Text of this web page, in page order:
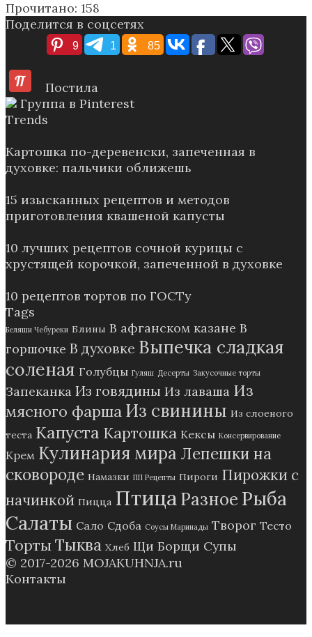
Прочитано: 158
Поделится в соцсетях
9 1 85
Постила
Группа в Pinterest
Trends
Картошка по-деревенски, запеченная в
духовке: пальчики оближешь
15 изысканных рецептов и методов
приготовления квашеной капусты
10 лучших рецептов сочной курицы с
хрустящей корочкой, запеченной в духовке
10 рецептов тортов по ГОСТу
Tags
Беляши Чебуреки Блины В афганском казане В
горшочке В духовке Выпечка сладкая
соленая Голубцы Гуляш Десерты Закусочные торты
Запеканка Из говядины Из лаваша Из
мясного фарша Из свинины Из слоеного
теста Капуста Картошка Кексы Консервирование
Крем Кулинария мира Лепешки на
сковороде Намазки ПП Рецепты Пироги Пирожки с
начинкой Пицца ПтицаРазное Рыба
Салаты Сало Сдоба Соусы Маринады Творог Тесто
ТортыТыква Хлеб Щи Борщи Супы
© 2017-2026 MOJAKUHNJA.ru
Контакты